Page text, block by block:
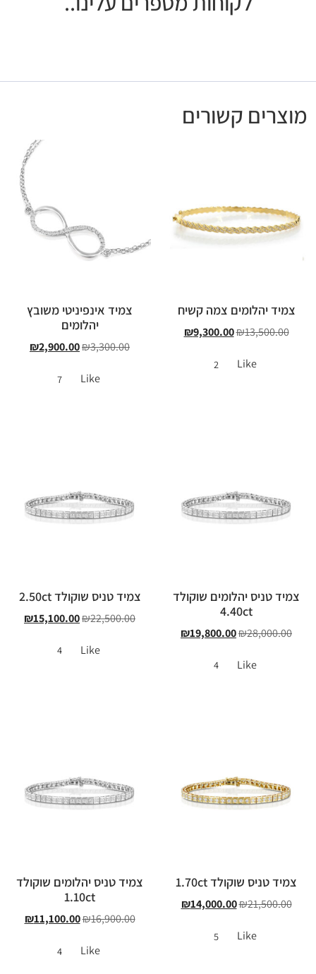
מוצרים קשורים
צמיד יהלומים צמה קשיח
₪13,500.00
₪9,300.00
Like
2
צמיד אינפיניטי משובץ
יהלומים
₪3,300.00
₪2,900.00
Like
7
צמיד טניס יהלומים שוקולד
4.40ct
₪28,000.00
₪19,800.00
Like
4
צמיד טניס שוקולד 2.50ct
₪22,500.00
₪15,100.00
Like
4
צמיד טניס שוקולד 1.70ct
₪21,500.00
₪14,000.00
Like
5
צמיד טניס יהלומים שוקולד
1.10ct
₪16,900.00
₪11,100.00
Like
4